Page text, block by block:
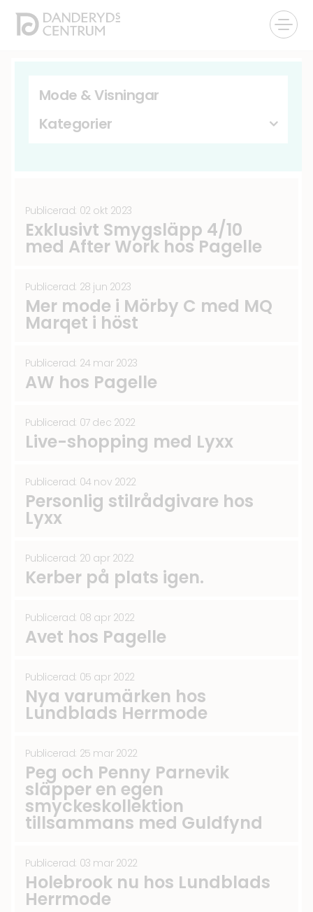
Mode & Visningar
Kategorier
Glasögon(19)
Musik & Uppträdanden
Tävlingar & Erbjudanden
Publicerad: 02 okt 2023
Exklusivt Smygsläpp 4/10
med After Work hos Pagelle
Publicerad: 28 jun 2023
Mer mode i Mörby C med MQ
Marqet i höst
Publicerad: 24 mar 2023
AW hos Pagelle
Publicerad: 07 dec 2022
Live-shopping med Lyxx
Publicerad: 04 nov 2022
Personlig stilrådgivare hos
Lyxx
Publicerad: 20 apr 2022
Kerber på plats igen.
Publicerad: 08 apr 2022
Avet hos Pagelle
Publicerad: 05 apr 2022
Nya varumärken hos
Lundblads Herrmode
Publicerad: 25 mar 2022
Peg och Penny Parnevik
släpper en egen
smyckeskollektion
tillsammans med Guldfynd
Publicerad: 03 mar 2022
Holebrook nu hos Lundblads
Herrmode